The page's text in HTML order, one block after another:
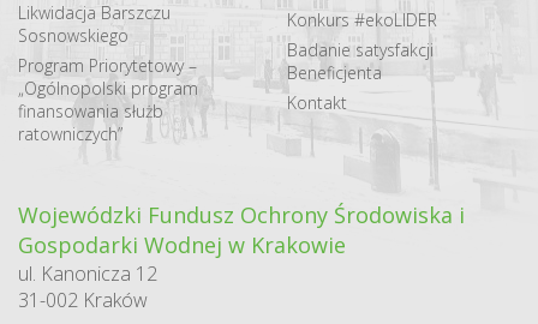
Likwidacja Barszczu
Sosnowskiego
Program Priorytetowy –
„Ogólnopolski program
finansowania służb
ratowniczych”
Konkurs #ekoLIDER
Badanie satysfakcji
Beneficjenta
Kontakt
Wojewódzki Fundusz Ochrony Środowiska i
Gospodarki Wodnej w Krakowie
ul. Kanonicza 12
31-002 Kraków